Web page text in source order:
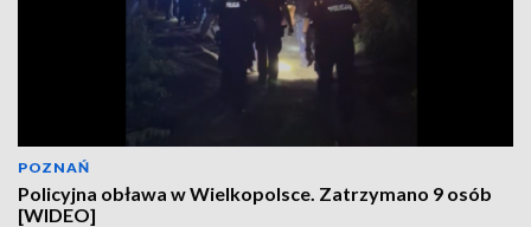
POZNAŃ
Policyjna obława w Wielkopolsce. Zatrzymano 9 osób
[WIDEO]